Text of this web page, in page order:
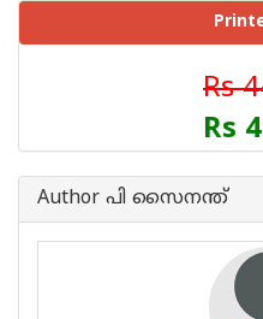
Rs
Rs
Author പി സൈനന്ത്